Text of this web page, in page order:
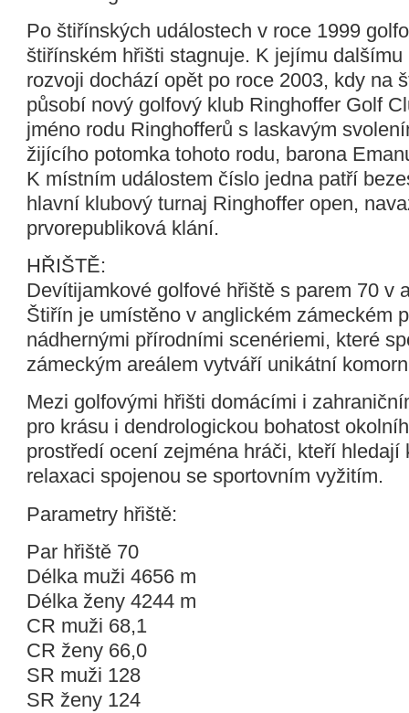
Po štiřínských událostech v roce 1999
štiřínském hřišti stagnuje. K jejímu dalšímu
rozvoji dochází opět po roce 2003, kdy na
působí nový golfový klub Ringhoffer Golf
jméno rodu Ringhofferů s laskavým
žijícího potomka tohoto rodu, barona
K místním událostem číslo jedna patří
hlavní klubový turnaj Ringhoffer open,
prvorepubliková klání.
HŘIŠTĚ:
Devítijamkové golfové hřiště s parem 70 v
Štiřín je umístěno v anglickém zámeckém
nádhernými přírodními scenériemi, které
zámeckým areálem vytváří unikátní
Mezi golfovými hřišti domácími i
pro krásu i dendrologickou bohatost
prostředí ocení zejména hráči, kteří hledají
relaxaci spojenou se sportovním vyžitím.
Parametry hřiště:
Par hřiště 70
Délka muži 4656 m
Délka ženy 4244 m
CR muži 68,1
CR ženy 66,0
SR muži 128
SR ženy 124